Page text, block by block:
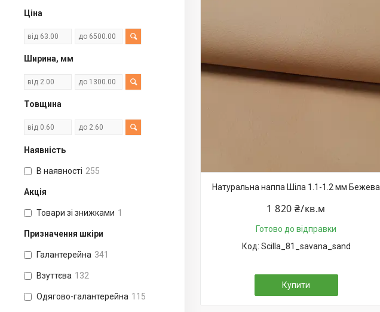
Ціна
Ширина, мм
Товщина
Наявність
В наявності 255
Акція
Товари зі знижками 1
Призначення шкіри
Галантерейна 341
Взуттєва 132
Одягово-галантерейна 115
Натуральна наппа Шіла 1.1-1.2 мм Бежева
1 820 ₴/кв.м
Готово до відправки
Scilla_81_savana_sand
Купити